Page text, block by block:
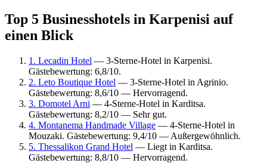
Top 5 Businesshotels in Karpenisi auf
einen Blick
1. Lecadin Hotel — 3-Sterne-Hotel in Karpenisi.
Gästebewertung: 6,8/10.
2. Leto Boutique Hotel — 3-Sterne-Hotel in Agrinio.
Gästebewertung: 8,6/10 — Hervorragend.
3. Domotel Arni — 4-Sterne-Hotel in Karditsa.
Gästebewertung: 8,2/10 — Sehr gut.
4. Montanema Handmade Village — 4-Sterne-Hotel in
Mouzaki. Gästebewertung: 9,4/10 — Außergewöhnlich.
5. Thessalikon Grand Hotel — Liegt in Karditsa.
Gästebewertung: 8,8/10 — Hervorragend.